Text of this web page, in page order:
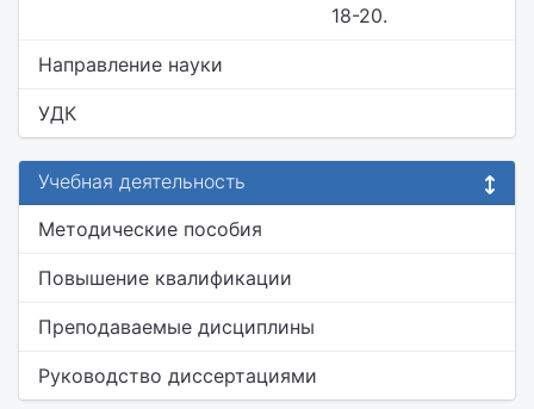
18-20.
Направление науки
УДК
Учебная деятельность
Методические пособия
Повышение квалификации
Преподаваемые дисциплины
Руководство диссертациями